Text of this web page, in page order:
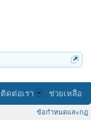
ติดต่อเรา ช่วยเหลือ
ข้อกำหนดและกฎ